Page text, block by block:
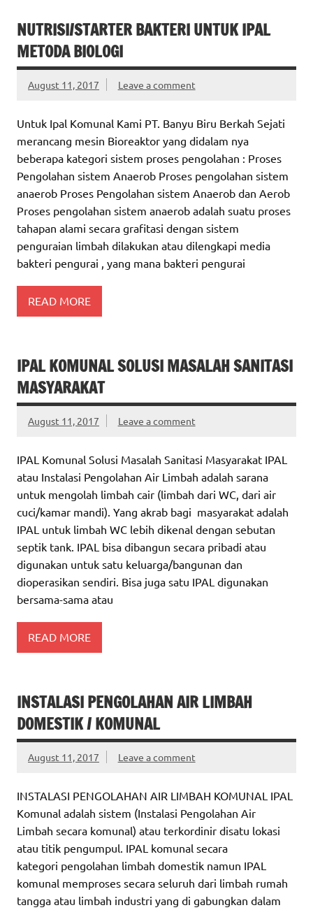
NUTRISI/STARTER BAKTERI UNTUK IPAL
METODA BIOLOGI
August 11, 2017 Leave a comment
Untuk Ipal Komunal Kami PT. Banyu Biru Berkah Sejati
merancang mesin Bioreaktor yang didalam nya
beberapa kategori sistem proses pengolahan : Proses
Pengolahan sistem Anaerob Proses pengolahan sistem
anaerob Proses Pengolahan sistem Anaerob dan Aerob
Proses pengolahan sistem anaerob adalah suatu proses
tahapan alami secara grafitasi dengan sistem
penguraian limbah dilakukan atau dilengkapi media
bakteri pengurai , yang mana bakteri pengurai
READ MORE
IPAL KOMUNAL SOLUSI MASALAH SANITASI
MASYARAKAT
August 11, 2017 Leave a comment
IPAL Komunal Solusi Masalah Sanitasi Masyarakat IPAL
atau Instalasi Pengolahan Air Limbah adalah sarana
untuk mengolah limbah cair (limbah dari WC, dari air
cuci/kamar mandi). Yang akrab bagi masyarakat adalah
IPAL untuk limbah WC lebih dikenal dengan sebutan
septik tank. IPAL bisa dibangun secara pribadi atau
digunakan untuk satu keluarga/bangunan dan
dioperasikan sendiri. Bisa juga satu IPAL digunakan
bersama-sama atau
READ MORE
INSTALASI PENGOLAHAN AIR LIMBAH
DOMESTIK / KOMUNAL
August 11, 2017 Leave a comment
INSTALASI PENGOLAHAN AIR LIMBAH KOMUNAL IPAL
Komunal adalah sistem (Instalasi Pengolahan Air
Limbah secara komunal) atau terkordinir disatu lokasi
atau titik pengumpul. IPAL komunal secara
kategori pengolahan limbah domestik namun IPAL
komunal memproses secara seluruh dari limbah rumah
tangga atau limbah industri yang di gabungkan dalam